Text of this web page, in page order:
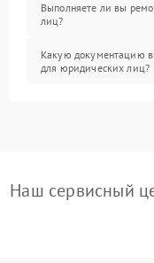
Выполняете ли вы
лиц?
Какую документацию
для юридических лиц?
Наш сервисный